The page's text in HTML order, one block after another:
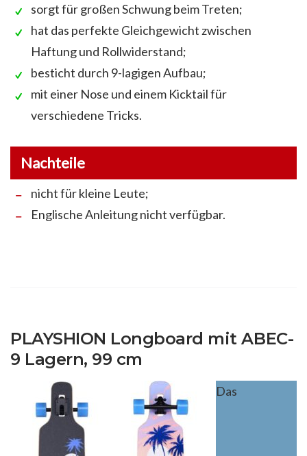
sorgt für großen Schwung beim Treten;
hat das perfekte Gleichgewicht zwischen
Haftung und Rollwiderstand;
besticht durch 9-lagigen Aufbau;
mit einer Nose und einem Kicktail für
verschiedene Tricks.
Nachteile
nicht für kleine Leute;
Englische Anleitung nicht verfügbar.
PLAYSHION Longboard mit ABEC-
9 Lagern, 99 cm
Das